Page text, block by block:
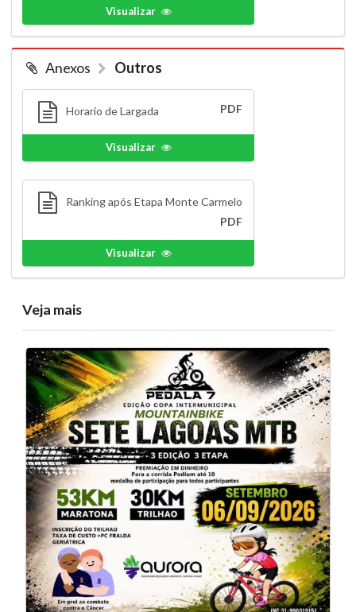
Visualizar
Anexos Outros
Horario de Largada PDF
Visualizar
Ranking após Etapa Monte Carmelo
PDF
Visualizar
Veja mais